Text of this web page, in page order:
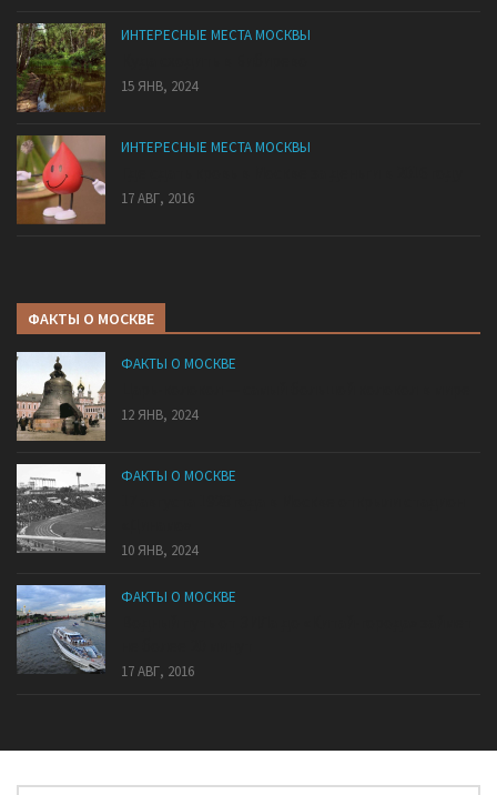
ИНТЕРЕСНЫЕ МЕСТА МОСКВЫ
15 ЯНВ, 2024
ИНТЕРЕСНЫЕ МЕСТА МОСКВЫ
17 АВГ, 2016
ФАКТЫ О МОСКВЕ
ФАКТЫ О МОСКВЕ
12 ЯНВ, 2024
ФАКТЫ О МОСКВЕ
10 ЯНВ, 2024
ФАКТЫ О МОСКВЕ
17 АВГ, 2016